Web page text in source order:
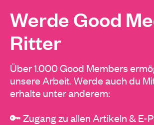
Werde Good
Ritter
Über 1.000 Good Members
unsere Arbeit. Werde auch du
erhalte unter anderem:
🔑 Zugang zu allen Artikeln & E-